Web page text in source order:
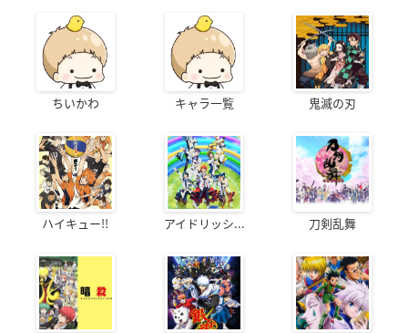
ちいかわ キャラ一覧 鬼滅の刃
ハイキュー!! アイドリッシ... 刀剣乱舞